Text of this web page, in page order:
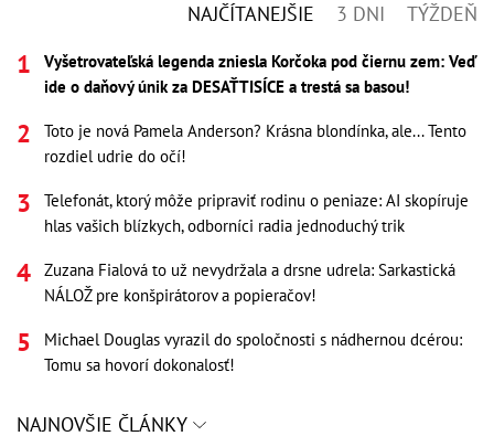
NAJČÍTANEJŠIE 3 DNI TÝŽDEŇ
Vyšetrovateľská legenda zniesla Korčoka pod čiernu zem: Veď
ide o daňový únik za DESAŤTISÍCE a trestá sa basou!
Toto je nová Pamela Anderson? Krásna blondínka, ale... Tento
rozdiel udrie do očí!
Telefonát, ktorý môže pripraviť rodinu o peniaze: AI skopíruje
hlas vašich blízkych, odborníci radia jednoduchý trik
Zuzana Fialová to už nevydržala a drsne udrela: Sarkastická
NÁLOŽ pre konšpirátorov a popieračov!
Michael Douglas vyrazil do spoločnosti s nádhernou dcérou:
Tomu sa hovorí dokonalosť!
NAJNOVŠIE ČLÁNKY